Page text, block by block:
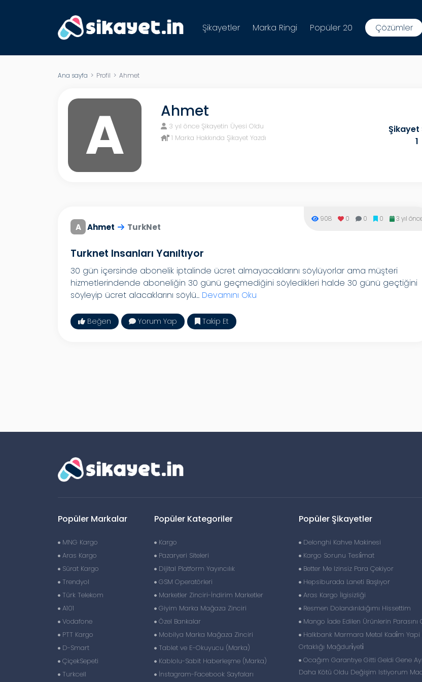
Şikayetler Marka Ringi Popüler 20 Çözümler
Ana sayfa > Profil > Ahmet
A Ahmet
3 yıl önce Şikayetin Üyesi Oldu
1 Marka Hakkında Şikayet Yazdı
Şikayet
1
A Ahmet TurkNet
Turknet Insanları Yanıltıyor
908 0 0 0 3 yıl
30 gün içersinde abonelik iptalinde ücret almayacaklarını söylüyorlar ama müşteri
hizmetlerindende aboneliğin 30 günü geçmediğini söyledikleri halde 30 günü geçtiğini
söyleyip ücret alacaklarını söylü... Devamını Oku
Beğen Yorum Yap Takip Et
Popüler Markalar
MNG Kargo
Aras Kargo
Sürat Kargo
Trendyol
Türk Telekom
A101
Vodafone
PTT Kargo
D-Smart
ÇiçekSepeti
Turkcell
Popüler Kategoriler
Kargo
Pazaryeri Siteleri
Dijital Platform Yayıncılık
GSM Operatörleri
Marketler Zinciri-İndirim Marketler
Giyim Marka Mağaza Zinciri
Özel Bankalar
Mobilya Marka Mağaza Zinciri
Tablet ve E-Okuyucu (Marka)
Kablolu-Sabit Haberleşme (Marka)
İnstagram-Facebook Sayfaları
Popüler Şikayetler
Delonghi Kahve Makinesi
Kargo Sorunu Tesli̇mat
Better Me Izinsiz Para Çekiyor
Hepsiburada Laneti Başlıyor
Aras Kargo İlgisizliği
Resmen Dolandırıldığımı Hissettim
Mango İade Edilen Ürünlerin
Halkbank Marmara Metal Kadi̇m Yapi
Ortaklığı Mağduri̇yeti̇
Ocağım Garantıye Gitti Geldi Gene
Daha Kötü Oldu Değişim Istiyorum